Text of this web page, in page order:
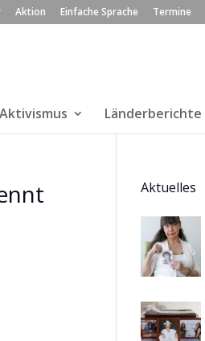
Aktion Einfache Sprache Termine
Aktivismus Länderberichte
Aktuelles